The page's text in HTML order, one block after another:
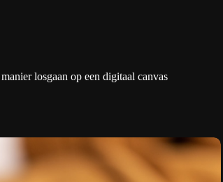
losgaan op een digitaal canvas